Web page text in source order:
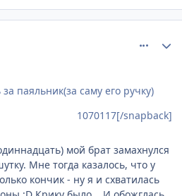
паяльник(за саму его ручку)
1070117[/snapback]
мой брат замахнулся
Мне тогда казалось, что у
кончик - ну я и схватилась